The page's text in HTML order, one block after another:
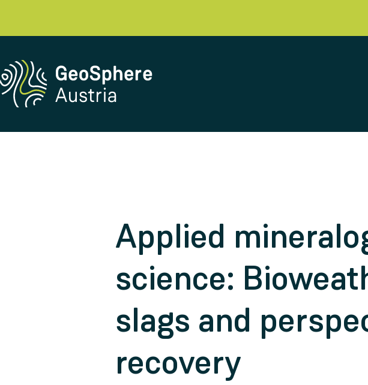
Applied
science:
slags and
recovery